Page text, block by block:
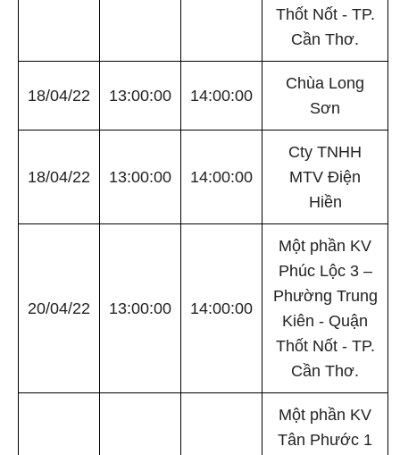
Thốt Nốt - TP.
Cần Thơ.
18/04/22 13:00:00 14:00:00
Chùa Long
Sơn
18/04/22 13:00:00 14:00:00
Cty TNHH
MTV Điện
Hiền
20/04/22 13:00:00 14:00:00
Một phần KV
Phúc Lộc 3 –
Phường Trung
Kiên - Quận
Thốt Nốt - TP.
Cần Thơ.
Một phần KV
Tân Phước 1